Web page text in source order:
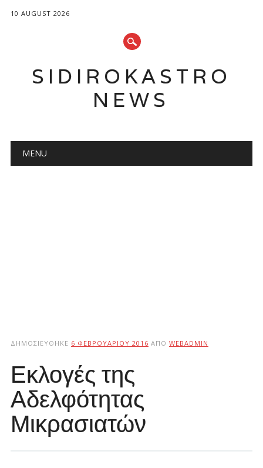
10 AUGUST 2026
SIDIROKASTRO
NEWS
Main menu
MENU
ΔΗΜΟΣΙΕΎΘΗΚΕ 6 ΦΕΒΡΟΥΑΡΊΟΥ 2016 ΑΠΌ WEBADMIN
Εκλογές της
Αδελφότητας
Μικρασιατών